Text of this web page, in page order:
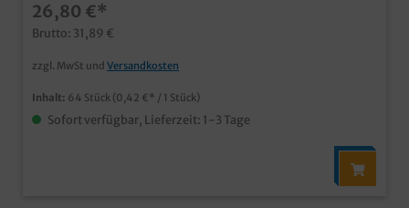
Großverbraucherabpackung
26,80 €*
Brutto: 31,89 €
zzgl. MwSt und Versandkosten
Inhalt: 64 Stück (0,42 €* / 1 Stück)
Sofort verfügbar, Lieferzeit: 1-3 Tage